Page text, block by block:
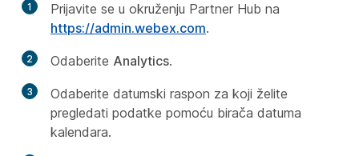
1
Prijavite se u okruženju Partner Hub na
https://admin.webex.com.
2 Odaberite Analytics.
3
Odaberite datumski raspon za koji želite
pregledati podatke pomoću birača datuma
kalendara.